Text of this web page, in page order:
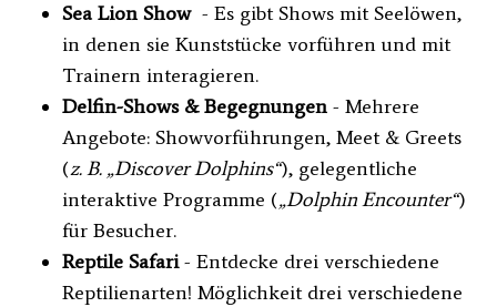
Sea Lion Show- Es gibt Shows mit Seelöwen,
in denen sie Kunststücke vorführen und mit
Trainern interagieren.
Delfin-Shows & Begegnungen - Mehrere
Angebote: Showvorführungen, Meet & Greets
(z. B. „Discover Dolphins“), gelegentliche
interaktive Programme („Dolphin Encounter“)
für Besucher.
Reptile Safari- Entdecke drei verschiedene
Reptilienarten! Möglichkeit drei verschiedene